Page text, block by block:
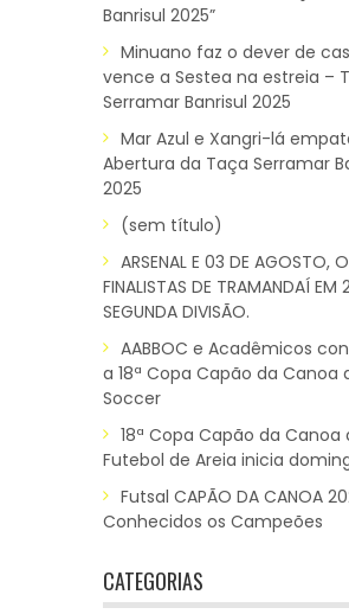
Banrisul 2025”
Minuano faz o dever de
vence a Sestea na estreia –
Serramar Banrisul 2025
Mar Azul e Xangri-lá
Abertura da Taça Serramar
2025
(sem título)
ARSENAL E 03 DE AGOSTO,
FINALISTAS DE TRAMANDAÍ EM
SEGUNDA DIVISÃO.
AABBOC e Acadêmicos
a 18ª Copa Capão da Canoa
Soccer
18ª Copa Capão da Canoa
Futebol de Areia inicia
Futsal CAPÃO DA CANOA
Conhecidos os Campeões
CATEGORIAS